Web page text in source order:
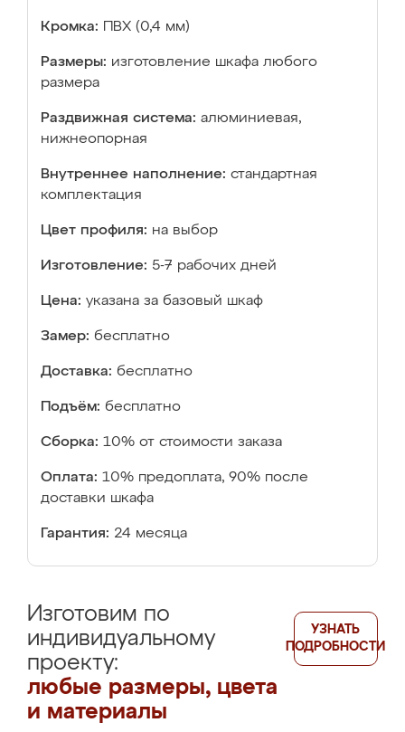
Кромка: ПВХ (0,4 мм)
Размеры: изготовление шкафа любого
размера
Раздвижная система: алюминиевая,
нижнеопорная
Внутреннее наполнение: стандартная
комплектация
Цвет профиля: на выбор
Изготовление: 5-7 рабочих дней
Цена: указана за базовый шкаф
Замер: бесплатно
Доставка: бесплатно
Подъём: бесплатно
Сборка: 10% от стоимости заказа
Оплата: 10% предоплата, 90% после
доставки шкафа
Гарантия: 24 месяца
Изготовим по
индивидуальному
проекту:
любые размеры, цвета
и материалы
УЗНАТЬ
ПОДРОБНОСТИ